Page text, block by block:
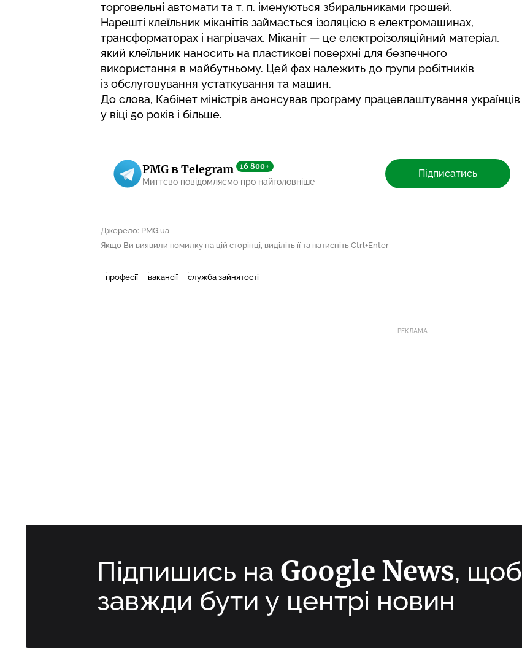
торговельні автомати та т. п. іменуються збиральниками грошей.
Нарешті клеїльник міканітів займається ізоляцією в електромашинах,
трансформаторах і нагрівачах. Міканіт — це електроізоляційний матеріал,
який клеїльник наносить на пластикові поверхні для безпечного
використання в майбутньому. Цей фах належить до групи робітників
із обслуговування устаткування та машин.
До слова, Кабінет міністрів анонсував програму працевлаштування українців
у віці 50 років і більше.
PMG в Telegram 16 800+
Миттєво повідомляємо про найголовніше
Підписатись
Джерело: PMG.ua
Якщо Ви виявили помилку на цій сторінці, виділіть її та натисніть Ctrl+Enter
професії вакансії служба зайнятості
РЕКЛАМА
Підпишись на Google News, щоб
завжди бути у центрі новин